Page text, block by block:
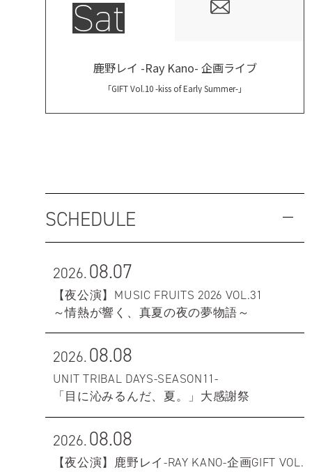
Sat
鹿野レイ -Ray Kano- 企画ライブ
「GIFT Vol.10 -kiss of Early Summer-」
SCHEDULE
2026.08.07
【夜公演】MUSIC FRUITS 2026 VOL.31
～情熱が響く、真夏の夜の夢物語～
2026.08.08
UNIT TRIBAL DAYS-SEASON11-
「目に沁みるんだ、夏。」大感謝祭
2026.08.08
【夜公演】鹿野レイ-RAY KANO-企画GIFT VOL.